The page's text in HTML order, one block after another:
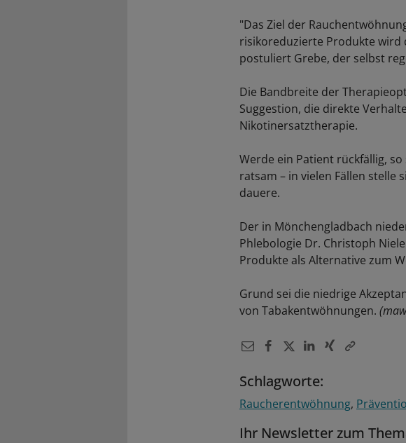
"Das Ziel der
risikoreduzierte Produkte wird
postuliert Grebe, der selbst
Die Bandbreite der
Suggestion, die direkte
Nikotinersatztherapie.
Werde ein Patient rückfällig,
ratsam – in vielen Fällen stelle
dauere.
Der in Mönchengladbach
Phlebologie Dr. Christoph
Produkte als Alternative zum
Grund sei die niedrige
von Tabakentwöhnungen.
Schlagworte:
Raucherentwöhnung
Ihr Newsletter zum